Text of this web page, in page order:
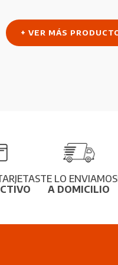
+ VER MÁS
TE LO ENVIAMOS
A DOMICILIO